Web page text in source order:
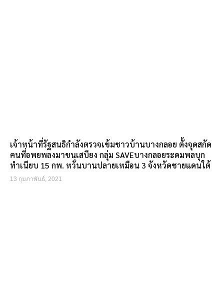
เจ้าหน้าที่รัฐสนธิกำลังตรวจเข้มชาวบ้านบางกลอย ตั้งจุดสกัด
คนที่อพยพลงมาขนเสบียง กลุ่ม SAVEบางกลอยระดมพลบุก
ทำเนียบ 15 กพ. หวั่นบานปลายเหมือน 3 จังหวัดชายแดนใต้
13 กุมภาพันธ์, 2021